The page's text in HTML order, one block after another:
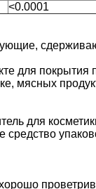
<0.0001
для покрытия
мясных
для
средство